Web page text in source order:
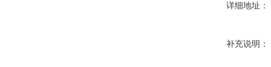
详细地址：
补充说明：